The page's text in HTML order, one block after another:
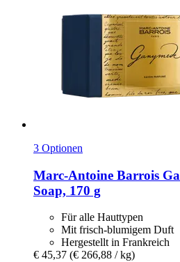
3 Optionen
Marc-Antoine Barrois
Soap, 170 g
Für alle Hauttypen
Mit frisch-blumigem Duft
Hergestellt in Frankreich
€ 45,37 (€ 266,88 / kg)